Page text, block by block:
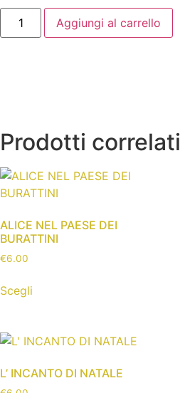
Aggiungi al carrello
Prodotti correlati
ALICE NEL PAESE DEI
BURATTINI
€6.00
Scegli
L’ INCANTO DI NATALE